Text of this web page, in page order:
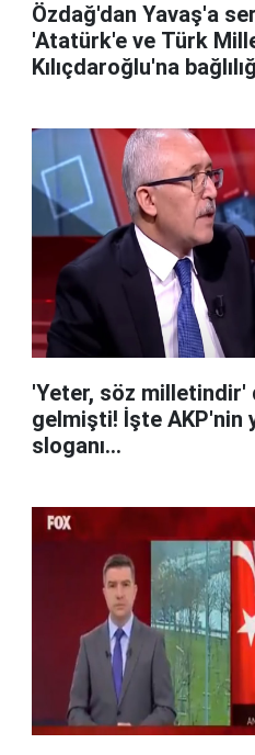
Özdağ'dan Yavaş'a
'Atatürk'e ve Türk
Kılıçdaroğlu'na
'Yeter, söz
gelmişti! İşte AKP'nin
sloganı...